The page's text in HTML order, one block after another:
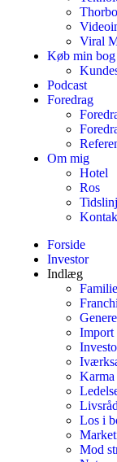
Viral
Køb min bog
Podcast
Foredrag
Om mig
Hotel
Ros
Forside
Investor
Indlæg
Import
Karma
Livsråd
Los i
Mod